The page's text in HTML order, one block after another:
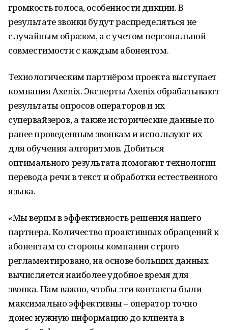
громкость голоса, особенности дикции. В
результате звонки будут распределяться не
случайным образом, а с учетом персональной
совместимости с каждым абонентом.
Технологическим партнёром проекта выступает
компания Axenix. Эксперты Axenix обрабатывают
результаты опросов операторов и их
супервайзеров, а также исторические данные по
ранее проведенным звонкам и используют их
для обучения алгоритмов. Добиться
оптимального результата помогают технологии
перевода речи в текст и обработки естественного
языка.
«Мы верим в эффективность решения нашего
партнера. Количество проактивных обращений к
абонентам со стороны компании строго
регламентировано, на основе больших данных
вычисляется наиболее удобное время для
звонка. Нам важно, чтобы эти контакты были
максимально эффективны – оператор точно
донес нужную информацию до клиента в